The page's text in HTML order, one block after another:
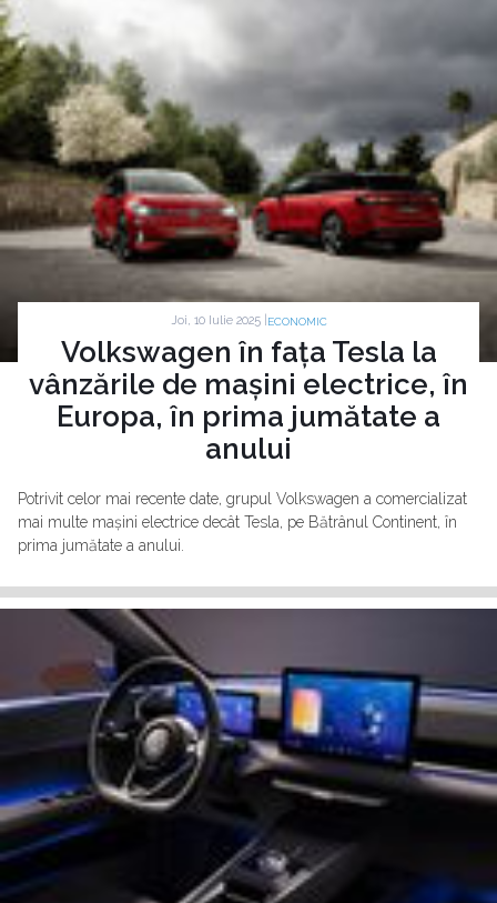
Joi, 10 Iulie 2025 | ECONOMIC
Volkswagen în fața Tesla la
vânzările de mașini electrice, în
Europa, în prima jumătate a
anului
Potrivit celor mai recente date, grupul Volkswagen a comercializat
mai multe mașini electrice decât Tesla, pe Bătrânul Continent, în
prima jumătate a anului.